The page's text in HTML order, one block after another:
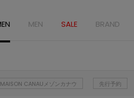
MEN SALE BRAND
MAISON CANAUメゾンカナウ 先行予約